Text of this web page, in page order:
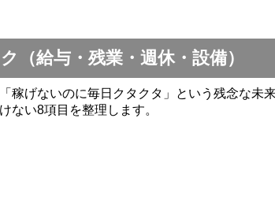
（給与・残業・週休・設備）
げないのに毎日クタクタ」という残念な未来
ない8項目を整理します。